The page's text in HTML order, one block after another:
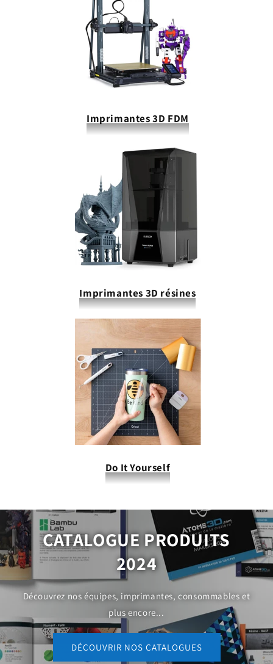
Imprimantes 3D FDM
Imprimantes 3D résines
Do It Yourself
CATALOGUE PRODUITS
2024
Découvrez nos équipes, imprimantes, consommables et
plus encore...
DÉCOUVRIR NOS CATALOGUES